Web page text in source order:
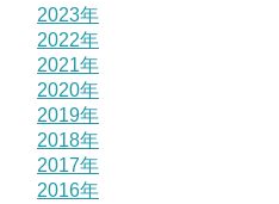
2023年
2022年
2021年
2020年
2019年
2018年
2017年
2016年